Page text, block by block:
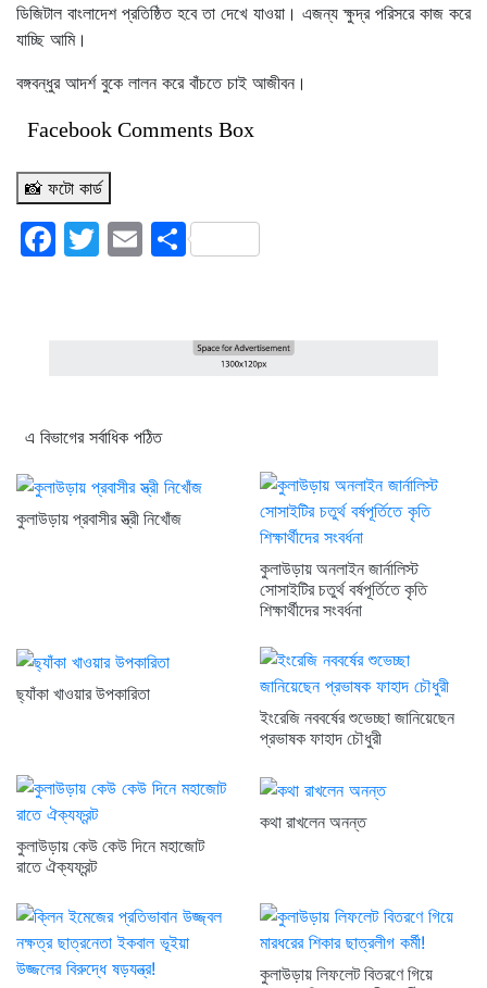
ডিজিটাল বাংলাদেশ প্রতিষ্ঠিত হবে তা দেখে যাওয়া। এজন্য ক্ষুদ্র পরিসরে কাজ করে
যাচ্ছি আমি।
বঙ্গবন্ধুর আদর্শ বুকে লালন করে বাঁচতে চাই আজীবন।
Facebook Comments Box
📸 ফটো কার্ড
Facebook
Twitter
EmailShare
এ বিভাগের সর্বাধিক পঠিত
কুলাউড়ায় প্রবাসীর স্ত্রী নিখোঁজ
কুলাউড়ায় অনলাইন জার্নালিস্ট
সোসাইটির চতুর্থ বর্ষপূর্তিতে কৃতি
শিক্ষার্থীদের সংবর্ধনা
ছ্যাঁকা খাওয়ার উপকারিতা
ইংরেজি নববর্ষের শুভেচ্ছা জানিয়েছেন
প্রভাষক ফাহাদ চৌধুরী
কুলাউড়ায় কেউ কেউ দিনে মহাজোট
রাতে ঐক্যফ্রন্ট
কথা রাখলেন অনন্ত
কুলাউড়ায় লিফলেট বিতরণে গিয়ে